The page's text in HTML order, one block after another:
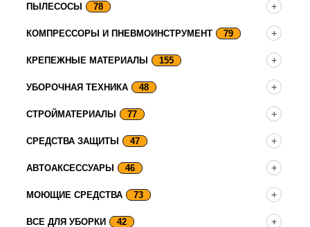
ПЫЛЕСОСЫ 78
КОМПРЕССОРЫ И ПНЕВМОИНСТРУМЕНТ 79
КРЕПЕЖНЫЕ МАТЕРИАЛЫ 155
УБОРОЧНАЯ ТЕХНИКА 48
СТРОЙМАТЕРИАЛЫ 77
СРЕДСТВА ЗАЩИТЫ 47
АВТОАКСЕССУАРЫ 46
МОЮЩИЕ СРЕДСТВА 73
ВСЕ ДЛЯ УБОРКИ 42